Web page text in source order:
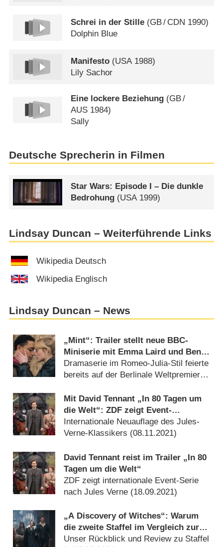
Schrei in der Stille (GB/ CDN 1990)
Dolphin Blue
Manifesto (USA1988)
Lily Sachor
Eine lockere Beziehung (GB/
AUS 1984)
Sally
Deutsche Sprecherin in Filmen
Star Wars: Episode I – Die dunkle
Bedrohung (USA1999)
Lindsay Duncan – Weiterführende Links
Wikipedia Deutsch
Wikipedia Englisch
Lindsay Duncan – News
„Mint“: Trailer stellt neue BBC-
Miniserie mit Emma Laird und Ben
Coyle-Larner vor
Dramaserie im Romeo-Julia-Stil feierte
bereits auf der Berlinale Weltpremiere
Mit David Tennant „In 80 Tagen um
die Welt“: ZDF zeigt Event-
Mehrteiler vor Weihnachten
Internationale Neuauflage des Jules-
Verne-Klassikers (08.11.2021)
David Tennant reist im Trailer „In 80
Tagen um die Welt“
ZDF zeigt internationale Event-Serie
nach Jules Verne (18.09.2021)
„A Discovery of Witches“: Warum
die zweite Staffel im Vergleich zur
ersten schwächelt – Review
Unser Rückblick und Review zu Staffel